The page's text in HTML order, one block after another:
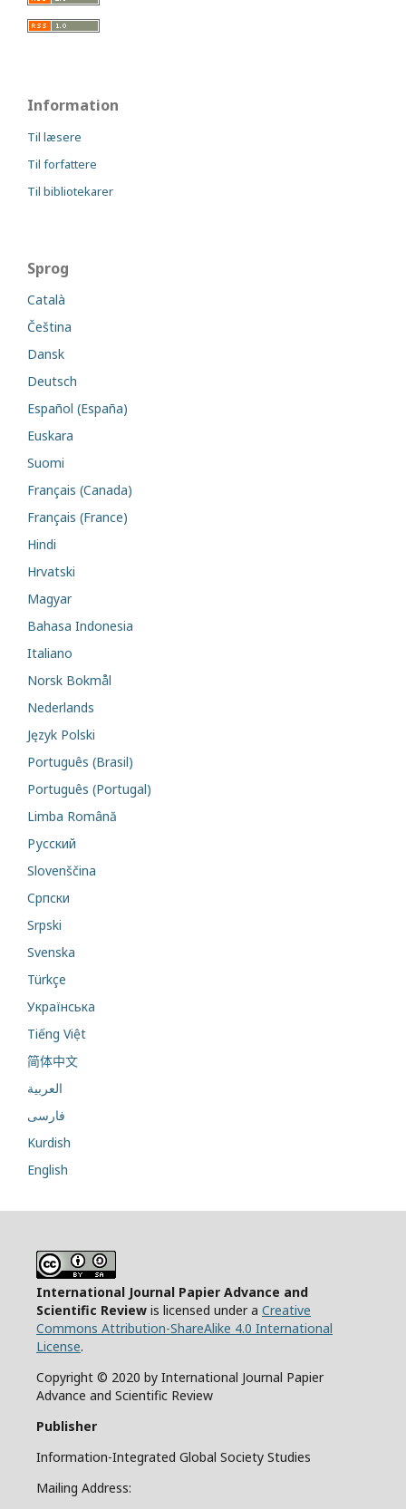
Information
Til læsere
Til forfattere
Til bibliotekarer
Sprog
Català
Čeština
Dansk
Deutsch
Español (España)
Euskara
Suomi
Français (Canada)
Français (France)
Hindi
Hrvatski
Magyar
Bahasa Indonesia
Italiano
Norsk Bokmål
Nederlands
Język Polski
Português (Brasil)
Português (Portugal)
Limba Română
Русский
Slovenščina
Cрпски
Srpski
Svenska
Türkçe
Українська
Tiếng Việt
简体中文
العربية
فارسی
Kurdish
English
International Journal Papier Advance and
Scientific Review is licensed under a Creative
Commons Attribution-ShareAlike 4.0 International
License.
Copyright © 2020 by International Journal Papier
Advance and Scientific Review
Publisher
Information-Integrated Global Society Studies
Mailing Address: